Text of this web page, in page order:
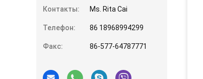
Контакты: Ms. Rita Cai
Телефон: 86 18968994299
Факс: 86-577-64787771